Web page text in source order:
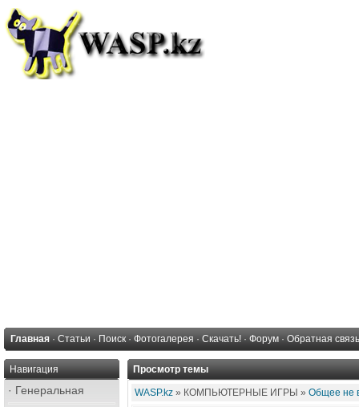
Главная · Статьи · Поиск · Фотогалерея · Скачать! · Форум · Обратная связь
Навигация
· Генеральная
Просмотр темы
WASP.kz » КОМПЬЮТЕРНЫЕ ИГРЫ » Общее не